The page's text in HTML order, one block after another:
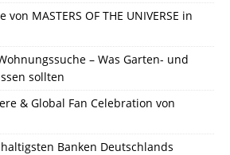
MASTERS OF THE UNIVERSE in
– Was Garten- und
sollten
& Global Fan Celebration von
Banken Deutschlands